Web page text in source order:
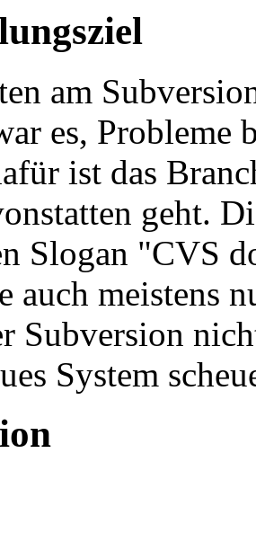
am
es, Probleme
ist das
geht.
Slogan "CVS
auch meistens
Subversion
System